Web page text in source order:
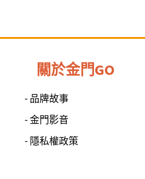
關於金門GO
- 品牌故事
- 金門影音
- 隱私權政策